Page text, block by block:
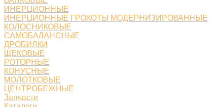
ИНЕРЦИОННЫЕ
ИНЕРЦИОННЫЕ ГРОХОТЫ МОДЕРНИЗИРОВАННЫЕ
КОЛОСНИКОВЫЕ
САМОБАЛАНСНЫЕ
ДРОБИЛКИ
ЩЕКОВЫЕ
РОТОРНЫЕ
КОНУСНЫЕ
МОЛОТКОВЫЕ
ЦЕНТРОБЕЖНЫЕ
Запчасти